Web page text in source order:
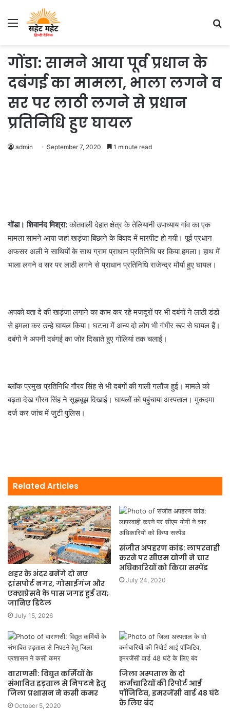
Menu
गोंडा: सामने आया पूर्व प्रधान के
दबंगई का मामला, भाला लगने व
सर पर लाठी लगने से प्रधान
प्रतिनिधि हुए घायल
admin September 7, 2020 1 minute read
गोंडा। शिवानंद मिश्रा:कोतवाली देहात क्षेत्र के तेलियानी उपाध्याय गांव का एक
मामला सामने आया जहां खड़ंजा बिछाने के विवाद में मारपीट हो गयी। पूर्व प्रधान
अफसर अली ने साथियों के साथ ग्राम प्राधान प्रतिनिधि पर किया हमला। हाथ में
भाला लगने व सर पर लाठी लगने से प्राधान प्रतिनिधि राजेन्द्र मौर्या हुए घायल।
अपको बता दे की खड़ंजा लगाने का काम कर रहे मजदूरों पर भी दबंगों ने लाठी डंडों
से हमला कर उन्हे घायल किया। घटना में अन्य दो लोग भी गंभीर रूप से घायल हैं।
दबंगो ने अपनी दबंगई का जोर दिखाते हुए गोलियां तक चलाईं।
ब्लॉक प्रमुख प्रतिनिधि गौरव सिंह से भी दबंगों की गाली गलौज हुई। मामले को
बढ़ता देख गौरव सिंह ने सूझबूझ दिखाई। घायलों को पहुंचाया अस्पताल। मुकदमा
दर्ज कर जांच में जुटी पुलिस।
Related Articles
शहर के अंदर बनेंगे दो नए
ट्रांसपोर्ट नगर, गोसाईगंज और
एक्सप्रेसवे के पास जगह हुई तय;
जानिए डिटेल
July 15, 2026
संजीत अपहरण कांड: लापरवाही
करने पर सीएम योगी ने चार
अधिकारियों को किया सस्पेंड
July 24, 2020
वाराणसी: विद्युत कर्मियों के
संभावित हड़ताल से निपटने हेतु
जिला प्रशासन ने कसी कमर
October 5, 2020
जिला अस्पताल के दो
कर्मचारियों की रिपोर्ट आई
पॉजिटिव, इमरजेंसी वार्ड 48 घंटे
के लिए बंद